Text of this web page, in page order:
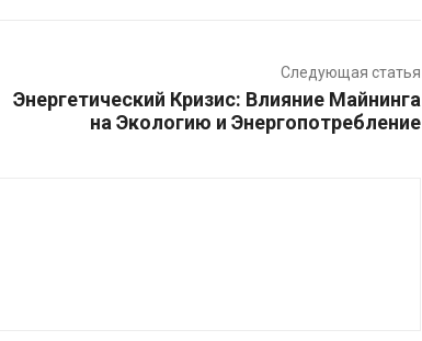
Следующая статья
Энергетический Кризис: Влияние Майнинга
на Экологию и Энергопотребление